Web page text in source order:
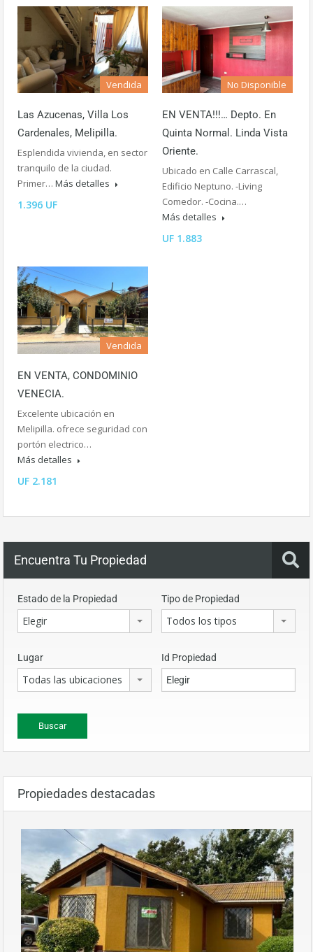
Vendida
Las Azucenas, Villa Los
Cardenales, Melipilla.
Esplendida vivienda, en sector
tranquilo de la ciudad.
Primer… Más detalles
1.396 UF
No Disponible
EN VENTA!!!… Depto. En
Quinta Normal. Linda Vista
Oriente.
Ubicado en Calle Carrascal,
Edificio Neptuno. -Living
Comedor. -Cocina.…
Más detalles
UF 1.883
Vendida
EN VENTA, CONDOMINIO
VENECIA.
Excelente ubicación en
Melipilla. ofrece seguridad con
portón electrico…
Más detalles
UF 2.181
Encuentra Tu Propiedad
Estado de la Propiedad
Elegir
Tipo de Propiedad
Todos los tipos
Lugar
Todas las ubicaciones
Id Propiedad
Propiedades destacadas